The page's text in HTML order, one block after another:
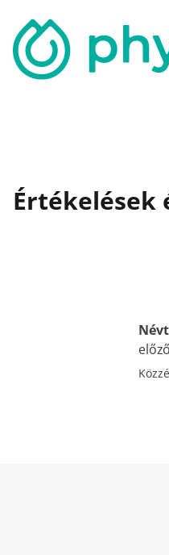
Értékelések